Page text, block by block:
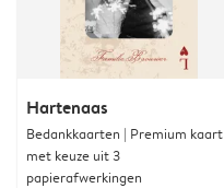
Hartenaas
Bedankkaarten | Premium kaart
met keuze uit 3
papierafwerkingen